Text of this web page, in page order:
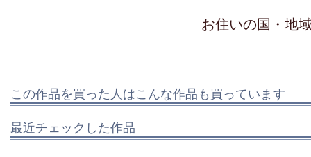
お住いの国・地
この作品を買った人はこんな作品も買っています
最近チェックした作品